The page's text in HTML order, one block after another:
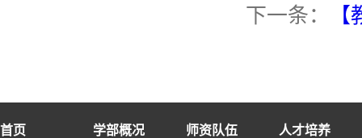
下一条：
首页 学部概况 师资队伍 人才培养